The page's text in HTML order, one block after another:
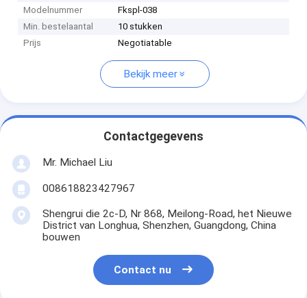
Modelnummer
Fkspl-038
Min. bestelaantal
10 stukken
Prijs
Negotiatable
Bekijk meer
Contactgegevens
Mr. Michael Liu
008618823427967
Shengrui die 2c-D, Nr 868, Meilong-Road, het Nieuwe
District van Longhua, Shenzhen, Guangdong, China
bouwen
Contact nu